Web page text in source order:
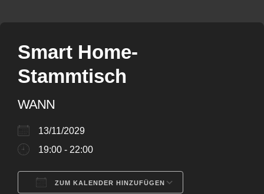
Smart Home-
Stammtisch
WANN
13/11/2029
19:00 - 22:00
ZUM KALENDER HINZUFÜGEN